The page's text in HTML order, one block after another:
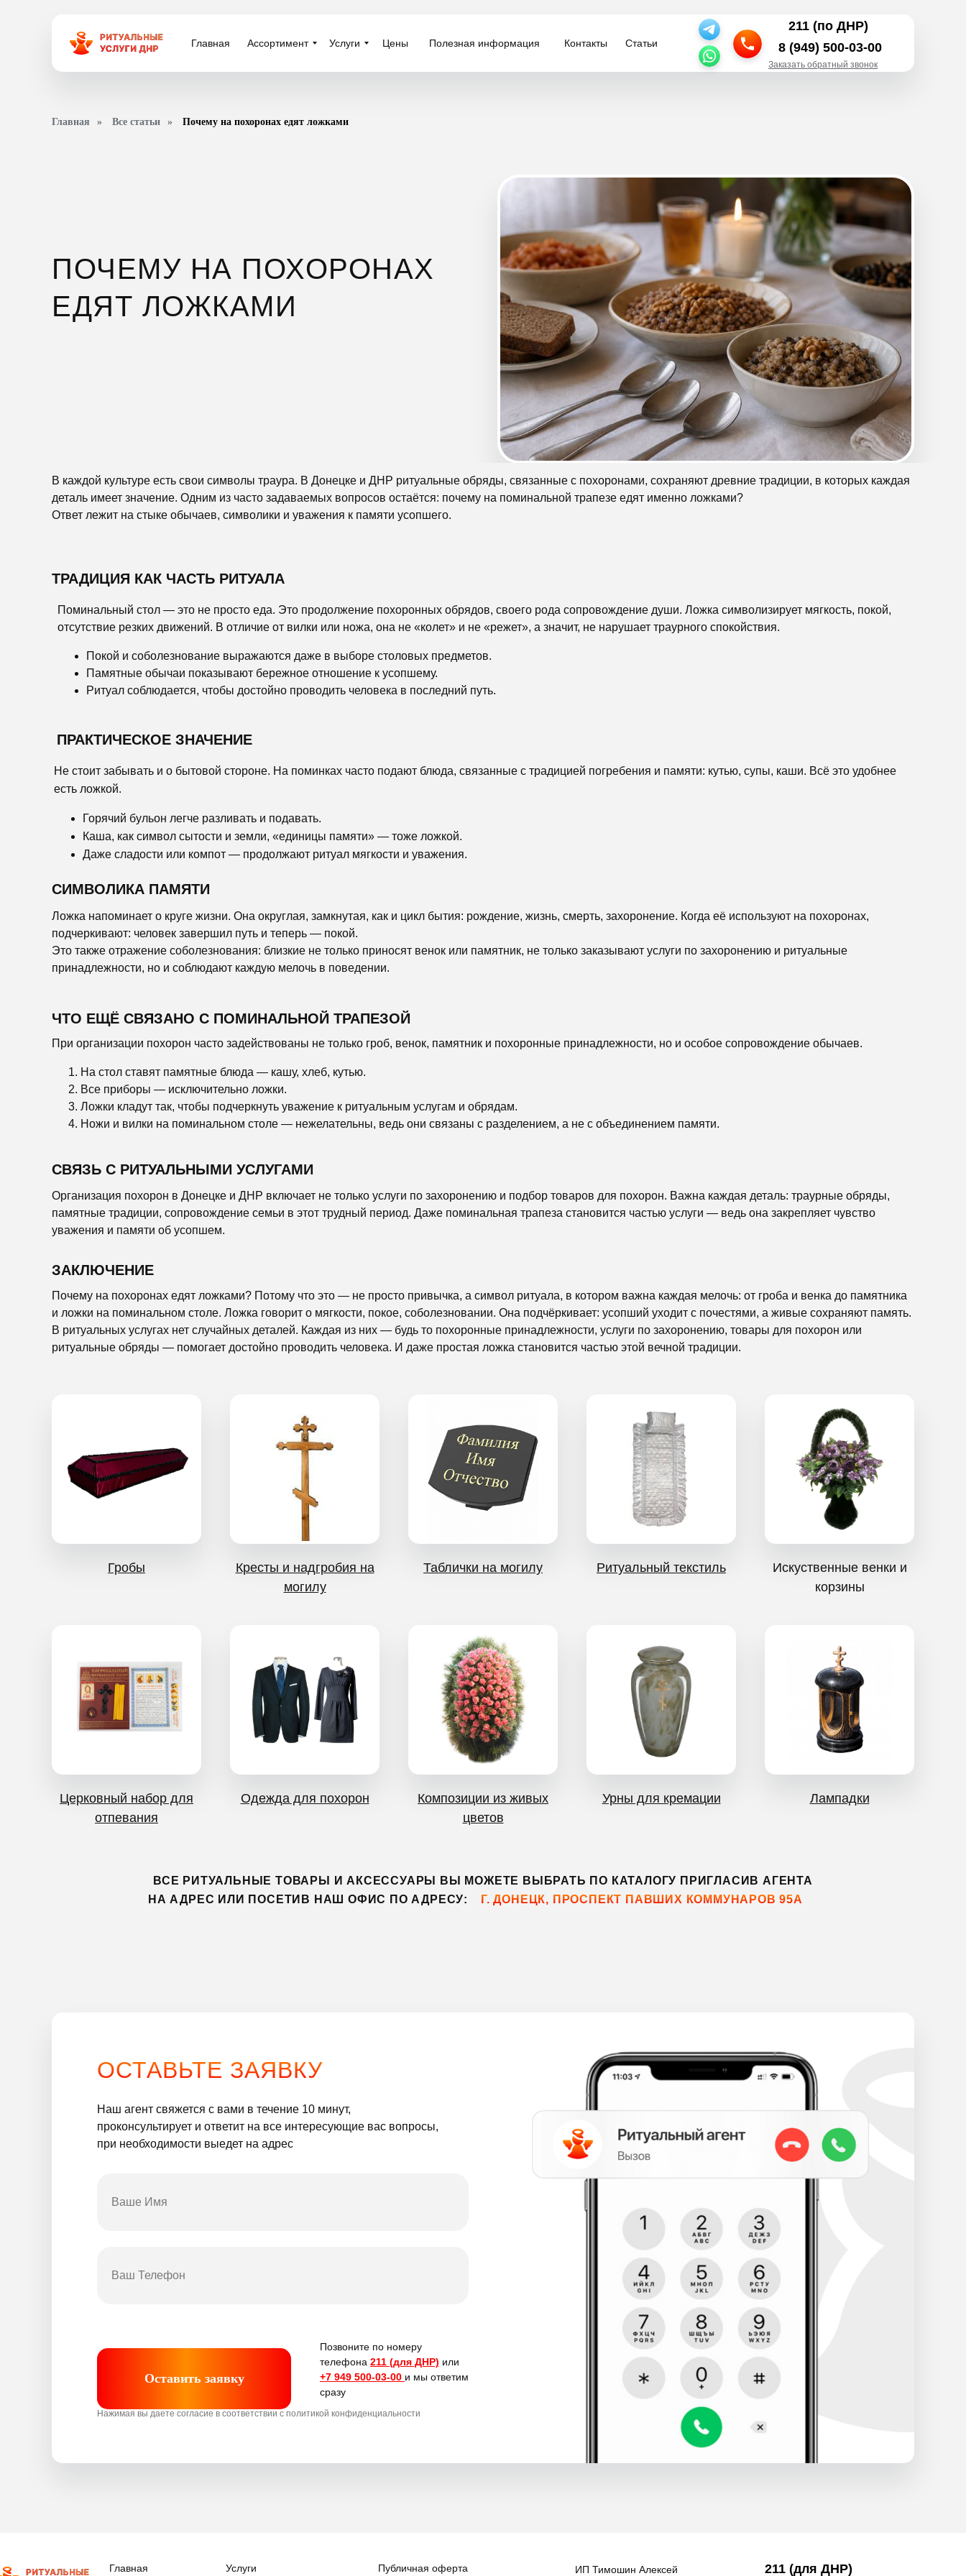
Главная
Главная Ассортимент
Ассортимент Услуги
Услуги Цены
Цены Контакты
Контакты Статьи
Статьи
Полезная информация
Полезная информация 8 (949) 500-03-00
211 (по ДНР)
Заказать обратный звонок
Главная » Все статьи » Почему на похоронах едят ложками
ПОЧЕМУ НА ПОХОРОНАХ
ЕДЯТ ЛОЖКАМИ
В каждой культуре есть свои символы траура. В Донецке и ДНР ритуальные обряды, связанные с похоронами, сохраняют древние традиции, в которых каждая
деталь имеет значение. Одним из часто задаваемых вопросов остаётся: почему на поминальной трапезе едят именно ложками?
Ответ лежит на стыке обычаев, символики и уважения к памяти усопшего.
Поминальный стол — это не просто еда. Это продолжение похоронных обрядов, своего рода сопровождение души. Ложка символизирует мягкость, покой,
отсутствие резких движений. В отличие от вилки или ножа, она не «колет» и не «режет», а значит, не нарушает траурного спокойствия.
Покой и соболезнование выражаются даже в выборе столовых предметов.
Памятные обычаи показывают бережное отношение к усопшему.
Ритуал соблюдается, чтобы достойно проводить человека в последний путь.
ТРАДИЦИЯ КАК ЧАСТЬ РИТУАЛА
Не стоит забывать и о бытовой стороне. На поминках часто подают блюда, связанные с традицией погребения и памяти: кутью, супы, каши. Всё это удобнее
есть ложкой.
Горячий бульон легче разливать и подавать.
Каша, как символ сытости и земли, «единицы памяти» — тоже ложкой.
Даже сладости или компот — продолжают ритуал мягкости и уважения.
ПРАКТИЧЕСКОЕ ЗНАЧЕНИЕ
Ложка напоминает о круге жизни. Она округлая, замкнутая, как и цикл бытия: рождение, жизнь, смерть, захоронение. Когда её используют на похоронах,
подчеркивают: человек завершил путь и теперь — покой.
Это также отражение соболезнования: близкие не только приносят венок или памятник, не только заказывают услуги по захоронению и ритуальные
принадлежности, но и соблюдают каждую мелочь в поведении.
СИМВОЛИКА ПАМЯТИ
При организации похорон часто задействованы не только гроб, венок, памятник и похоронные принадлежности, но и особое сопровождение обычаев.
На стол ставят памятные блюда — кашу, хлеб, кутью.
Все приборы — исключительно ложки.
Ложки кладут так, чтобы подчеркнуть уважение к ритуальным услугам и обрядам.
Ножи и вилки на поминальном столе — нежелательны, ведь они связаны с разделением, а не с объединением памяти.
ЧТО ЕЩЁ СВЯЗАНО С ПОМИНАЛЬНОЙ ТРАПЕЗОЙ
Организация похорон в Донецке и ДНР включает не только услуги по захоронению и подбор товаров для похорон. Важна каждая деталь: траурные обряды,
памятные традиции, сопровождение семьи в этот трудный период. Даже поминальная трапеза становится частью услуги — ведь она закрепляет чувство
уважения и памяти об усопшем.
СВЯЗЬ С РИТУАЛЬНЫМИ УСЛУГАМИ
Почему на похоронах едят ложками? Потому что это — не просто привычка, а символ ритуала, в котором важна каждая мелочь: от гроба и венка до памятника
и ложки на поминальном столе. Ложка говорит о мягкости, покое, соболезновании. Она подчёркивает: усопший уходит с почестями, а живые сохраняют память.
В ритуальных услугах нет случайных деталей. Каждая из них — будь то похоронные принадлежности, услуги по захоронению, товары для похорон или
ритуальные обряды — помогает достойно проводить человека. И даже простая ложка становится частью этой вечной традиции.
ЗАКЛЮЧЕНИЕ
НА АДРЕС ИЛИ ПОСЕТИВ НАШ ОФИС ПО АДРЕСУ: Г. ДОНЕЦК, ПРОСПЕКТ ПАВШИХ КОММУНАРОВ 95А
ВСЕ РИТУАЛЬНЫЕ ТОВАРЫ И АКСЕССУАРЫ ВЫ МОЖЕТЕ ВЫБРАТЬ ПО КАТАЛОГУ ПРИГЛАСИВ АГЕНТА
Гробы
Г. ДОНЕЦК, ПРОСПЕКТ ПАВШИХ КОММУНАРОВ
Кресты и надгробия на
могилу
Искуственные венки и
корзины
Таблички на могилу Ритуальный текстиль
Лампадки
Церковный набор для
отпевания
Одежда для похорон
Композиции из живых
цветов
Урны для кремации
ОСТАВЬТЕ ЗАЯВКУ
Наш агент свяжется с вами в течение 10 минут,
проконсультирует и ответит на все интересующие вас вопросы,
при необходимости выедет на адрес
Оставить заявку
Позвоните по номеру
телефона 211 (для ДНР) или
+7 949 500-03-00 и мы ответим
сразу
Нажимая вы даете согласие в соответствии с политикой конфиденциальности
Главная Услуги Публичная оферта ИП Тимошин Алексей 211 (для ДНР)